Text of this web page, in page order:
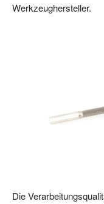
Werkzeughersteller.
Die